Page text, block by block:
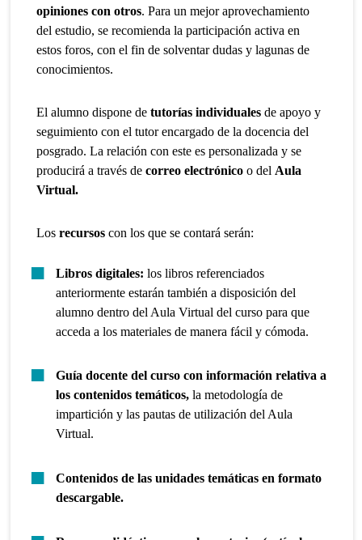
opiniones con otros. Para un mejor aprovechamiento
del estudio, se recomienda la participación activa en
estos foros, con el fin de solventar dudas y lagunas de
conocimientos.
El alumno dispone detutorías individuales de apoyo y
seguimiento con el tutor encargado de la docencia del
posgrado. La relación con este es personalizada y se
producirá a través decorreo electrónico o del Aula
Virtual.
Losrecursos con los que se contará serán:
Libros digitales:los libros referenciados
anteriormente estarán también a disposición del
alumno dentro del Aula Virtual del curso para que
acceda a los materiales de manera fácil y cómoda.
Guía docente del curso con información relativa a
los contenidos temáticos, la metodología de
impartición y las pautas de utilización del Aula
Virtual.
Contenidos de las unidades temáticas en formato
descargable.